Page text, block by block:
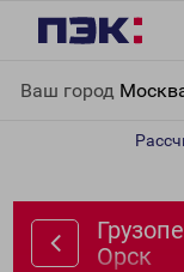
Ваш город
Орск